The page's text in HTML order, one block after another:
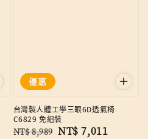
優惠
台灣製人體工學三眼6D透氣椅
C6829 免組裝
Regular
NT$ 8,989 Sale
NT$ 7,011